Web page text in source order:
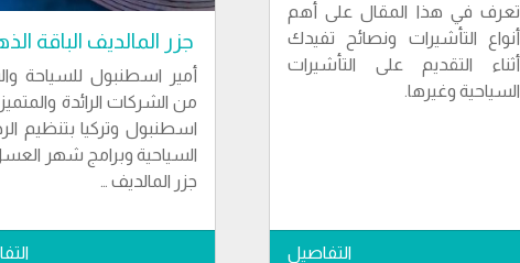
تعرف في هذا المقال على أهم
أنواع التأشيرات ونصائح تفيدك
أثناء التقديم على التأشيرات
السياحية وغيرها.
التفاصيل
جزر المالديف الباقة
أمير اسطنبول للسياحة
من الشركات الرائدة
اسطنبول وتركيا بتنظيم
السياحية وبرامج شهر
جزر المالديف …